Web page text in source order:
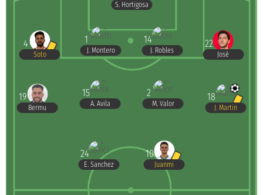
S. Hortigosa
14
J. Robles
1
J. Montero
22
José
4
Soto
2
M. Valor
15
A. Avila
18
J. Martin
19
Bermu
10
Juanmi
24
E. Sanchez